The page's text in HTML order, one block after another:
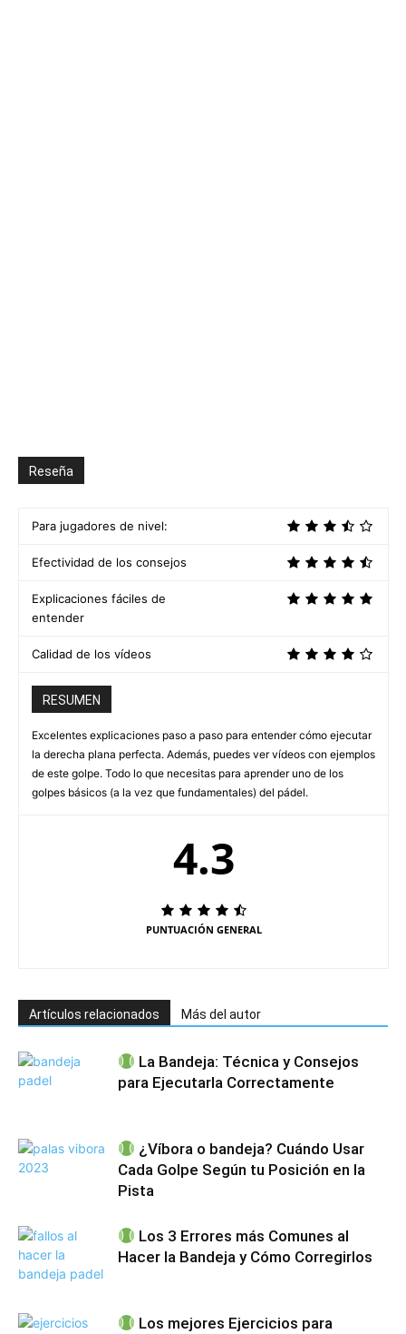
Reseña
Para jugadores de nivel:
Efectividad de los consejos
Explicaciones fáciles de
entender
Calidad de los vídeos
RESUMEN
Excelentes explicaciones paso a paso para entender cómo ejecutar
la derecha plana perfecta. Además, puedes ver vídeos con ejemplos
de este golpe. Todo lo que necesitas para aprender uno de los
golpes básicos (a la vez que fundamentales) del pádel.
4.3
PUNTUACIÓN GENERAL
Artículos relacionados Más del autor
La Bandeja: Técnica y Consejos
para Ejecutarla Correctamente
¿Víbora o bandeja? Cuándo Usar
Cada Golpe Según tu Posición en la
Pista
Los 3 Errores más Comunes al
Hacer la Bandeja y Cómo Corregirlos
Los mejores Ejercicios para